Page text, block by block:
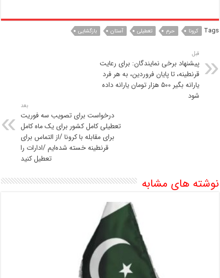
Tags کرونا حرم تعطیلی آستان بازگشایی
قبل
پیشنهاد برخی نمایندگان: برای رعایت
قرنطینه، تا پایان فروردین، به هر فرد
یارانه بگیر ۵۰۰ هزار تومان یارانه داده
شود
بعد
درخواست برای تصویب سه فوریت
تعطیلی کامل کشور برای یک ماه کامل
برای مقابله با کرونا /از التماس برای
قرنطینه خسته‌ شده‌ایم /ادارات را
تعطیل کنید
نوشته های مشابه